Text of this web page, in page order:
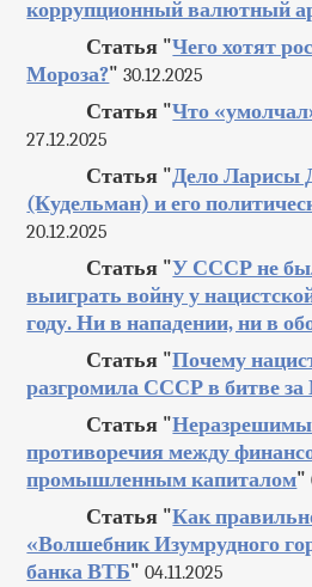
коррупционный валютный
Статья "Чего хотят
Мороза?" 30.12.2025
Статья "Что
27.12.2025
Статья "Дело Ларисы
(Кудельман) и его
20.12.2025
Статья "У СССР не
выиграть войну у
году. Ни в нападении, ни в
Статья "Почему
разгромила СССР в битве за
Статья "
противоречия между
промышленным капиталом"
Статья "Как
«Волшебник Изумрудного
банка ВТБ" 04.11.2025